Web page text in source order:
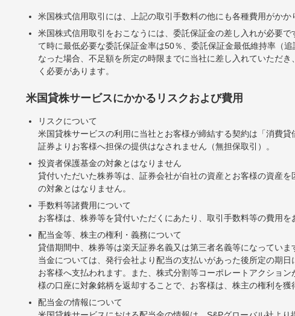
米国株式信用取引には、上記の取引手数料の他にも各種費用がかか
米国株式信用取引をおこなうには、委託保証金の差し入れが必要
て時に最低必要な委託保証金率は50％、委託保証金最低維持率（
なった場合、不足額を所定の時限までに当社に差し入れていただ
く必要があります。
米国貸株サービスにかかるリスクおよび費用
リスクについて
米国貸株サービスの利用に当社とお客様が締結する契約は「消費
証券よりお客様へ担保の提供はなされません（無担保取引）。
投資者保護基金の対象とはなりません
貸付いただいた株券等は、証券会社が自社の資産とお客様の資産
の対象とはなりません。
手数料等諸費用について
お客様は、株券等を貸付いただくにあたり、取引手数料等の費用を
配当金等、株主の権利・義務について
貸借期間中、株券等は楽天証券名義又は第三者名義等になってい
当金については、発行会社より配当の支払いがあった後所定の期
お客様へ支払われます。また、株式分割等コーポレートアクショ
様の口座に対象銘柄を返却することで、お客様は、株主の権利を獲
配当金の情報について